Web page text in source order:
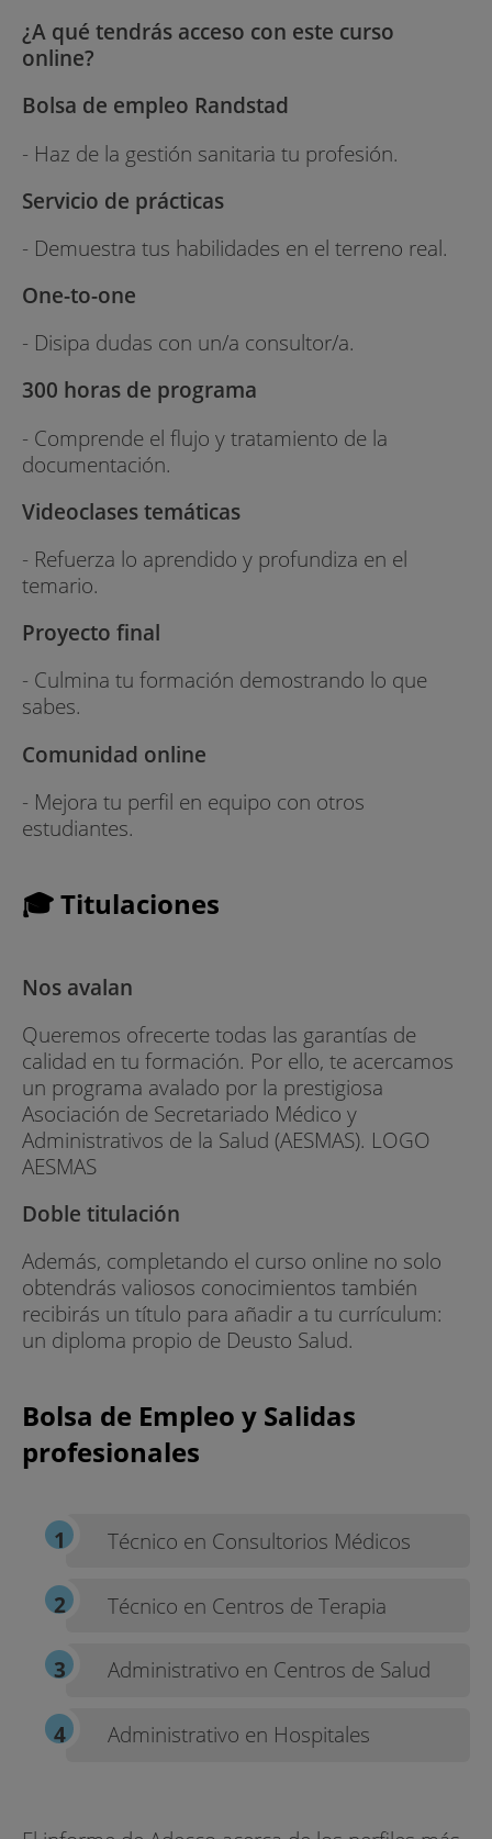
¿A qué tendrás acceso con este curso
online?
Bolsa de empleo Randstad
- Haz de la gestión sanitaria tu profesión.
Servicio de prácticas
- Demuestra tus habilidades en el terreno real.
One-to-one
- Disipa dudas con un/a consultor/a.
300 horas de programa
- Comprende el flujo y tratamiento de la
documentación.
Videoclases temáticas
- Refuerza lo aprendido y profundiza en el
temario.
Proyecto final
- Culmina tu formación demostrando lo que
sabes.
Comunidad online
- Mejora tu perfil en equipo con otros
estudiantes.
🎓 Titulaciones
Nos avalan
Queremos ofrecerte todas las garantías de
calidad en tu formación. Por ello, te acercamos
un programa avalado por la prestigiosa
Asociación de Secretariado Médico y
Administrativos de la Salud (AESMAS). LOGO
AESMAS
Doble titulación
Además, completando el curso online no solo
obtendrás valiosos conocimientos también
recibirás un título para añadir a tu currículum:
un diploma propio de Deusto Salud.
Bolsa de Empleo y Salidas
profesionales
Técnico en Consultorios Médicos
Técnico en Centros de Terapia
Administrativo en Centros de Salud
Administrativo en Hospitales